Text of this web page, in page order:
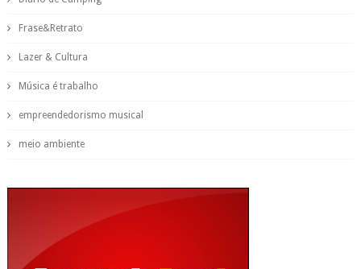
Frase&Retrato
Lazer & Cultura
Música é trabalho
empreendedorismo musical
meio ambiente